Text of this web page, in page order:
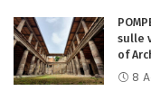
sulle
of
8